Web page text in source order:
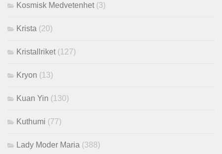
Kosmisk Medvetenhet (3)
Krista (20)
Kristallriket (127)
Kryon (13)
Kuan Yin (130)
Kuthumi (77)
Lady Moder Maria (388)